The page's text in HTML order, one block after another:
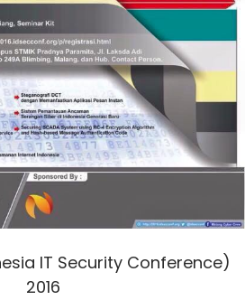
IT Security Conference)
2016